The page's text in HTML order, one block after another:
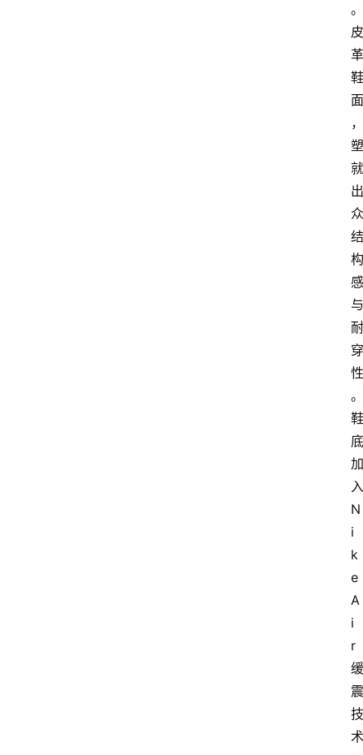
。
皮
革
鞋
面
，
塑
就
出
众
结
构
感
与
耐
穿
性
。
鞋
底
加
入
N
i
k
e
A
i
r
缓
震
技
术